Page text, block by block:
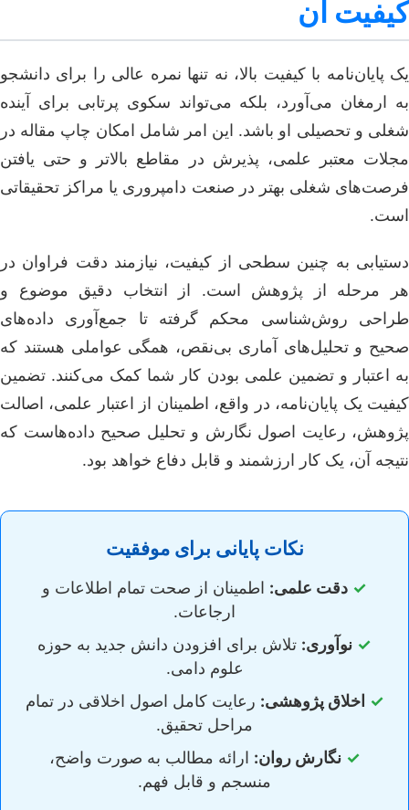
کیفیت آن
یک پایان‌نامه با کیفیت بالا، نه تنها نمره عالی را برای دانشجو
به ارمغان می‌آورد، بلکه می‌تواند سکوی پرتابی برای آینده
شغلی و تحصیلی او باشد. این امر شامل امکان چاپ مقاله در
مجلات معتبر علمی، پذیرش در مقاطع بالاتر و حتی یافتن
فرصت‌های شغلی بهتر در صنعت دامپروری یا مراکز تحقیقاتی
است.
دستیابی به چنین سطحی از کیفیت، نیازمند دقت فراوان در
هر مرحله از پژوهش است. از انتخاب دقیق موضوع و
طراحی روش‌شناسی محکم گرفته تا جمع‌آوری داده‌های
صحیح و تحلیل‌های آماری بی‌نقص، همگی عواملی هستند که
به اعتبار و تضمین علمی بودن کار شما کمک می‌کنند. تضمین
کیفیت یک پایان‌نامه، در واقع، اطمینان از اعتبار علمی، اصالت
پژوهش، رعایت اصول نگارش و تحلیل صحیح داده‌هاست که
نتیجه آن، یک کار ارزشمند و قابل دفاع خواهد بود.
نکات پایانی برای موفقیت
✓ دقت علمی: اطمینان از صحت تمام اطلاعات و
ارجاعات.
✓ نوآوری: تلاش برای افزودن دانش جدید به حوزه
علوم دامی.
✓ اخلاق پژوهشی: رعایت کامل اصول اخلاقی در تمام
مراحل تحقیق.
✓ نگارش روان: ارائه مطالب به صورت واضح،
منسجم و قابل فهم.